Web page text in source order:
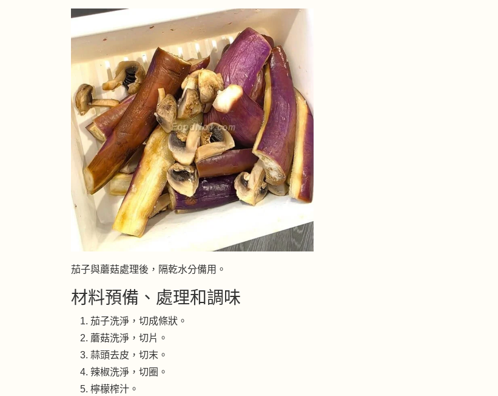
茄子與蘑菇處理後，隔乾水分備用。
材料預備、處理和調味
茄子洗淨，切成條狀。
蘑菇洗淨，切片。
蒜頭去皮，切末。
辣椒洗淨，切圈。
檸檬榨汁。